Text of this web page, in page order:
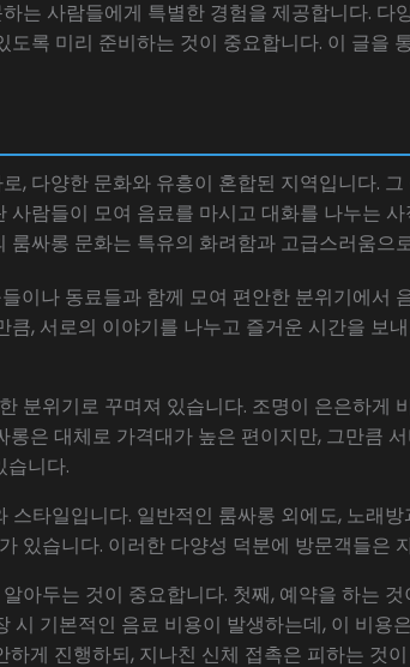
는 사람들에게 특별한 경험을 제공합니다.
록 미리 준비하는 것이 중요합니다. 이 글을
, 다양한 문화와 유흥이 혼합된 지역입니다.
람들이 모여 음료를 마시고 대화를 나누는
싸롱 문화는 특유의 화려함과 고급스러움으
이나 동료들과 함께 모여 편안한 분위기에서
, 서로의 이야기를 나누고 즐거운 시간을 보
분위기로 꾸며져 있습니다. 조명이 은은하게
은 대체로 가격대가 높은 편이지만, 그만큼
습니다.
타일입니다. 일반적인 룸싸롱 외에도, 노래
있습니다. 이러한 다양성 덕분에 방문객들은
아두는 것이 중요합니다. 첫째, 예약을 하는
시 기본적인 음료 비용이 발생하는데, 이 비용
게 진행하되, 지나친 신체 접촉은 피하는 것